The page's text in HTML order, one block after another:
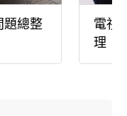
題總整
電視
理